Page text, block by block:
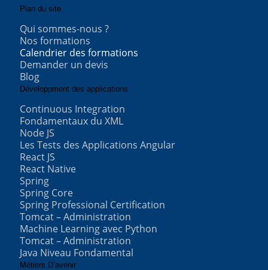
Plan du site
Qui sommes-nous ?
Nos formations
Calendrier des formations
Demander un devis
Blog
Développment des applications
Continuous Integration
Fondamentaux du XML
Node JS
Les Tests des Applications Angular
React JS
React Native
Spring
Spring Core
Spring Professional Certification
Tomcat – Administration
Machine Learning avec Python
Tomcat – Administration
Java Niveau Fondamental
Métiers D’avenir